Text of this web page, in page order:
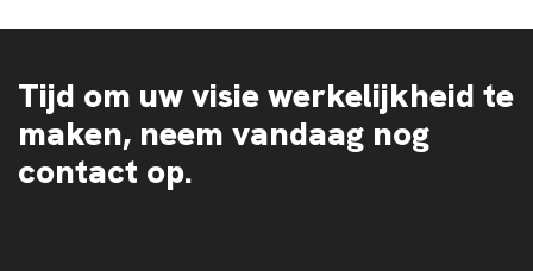
Tijd om uw visie werkelijkheid te
maken, neem vandaag nog
contact op.